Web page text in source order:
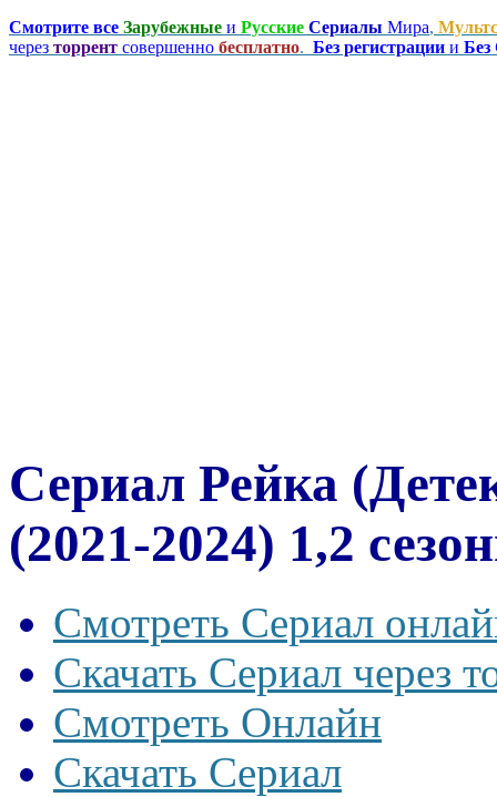
Смотрите все Зарубежные и Русские Сериалы Мира,
через торрент совершенно бесплатно. Без регистрации и
Сериал Рейка
(2021-2024) 1,2
Смотреть Сериал
Скачать Сериал через
Смотреть Онлайн
Скачать Сериал